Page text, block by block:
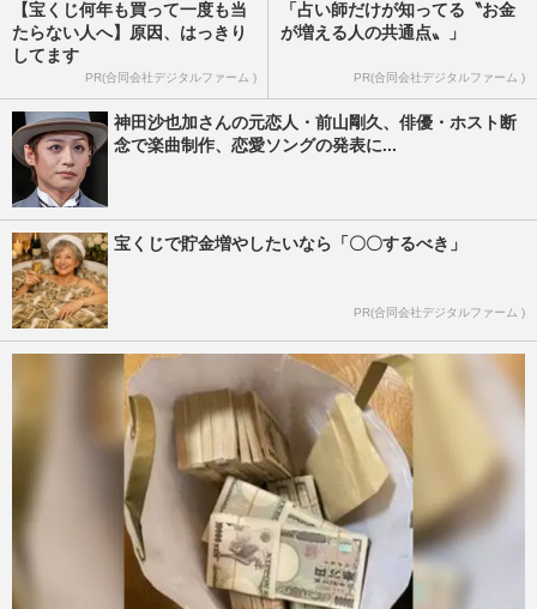
【宝くじ何年も買って一度も当
たらない人へ】原因、はっきり
してます
PR(合同会社デジタルファーム )
「占い師だけが知ってる〝お金
が増える人の共通点〟」
PR(合同会社デジタルファーム )
神田沙也加さんの元恋人・前山剛久、俳優・ホスト断
念で楽曲制作、恋愛ソングの発表に...
宝くじで貯金増やしたいなら「〇〇するべき」
PR(合同会社デジタルファーム )